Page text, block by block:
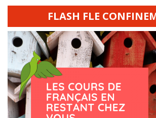
FLASH FLE